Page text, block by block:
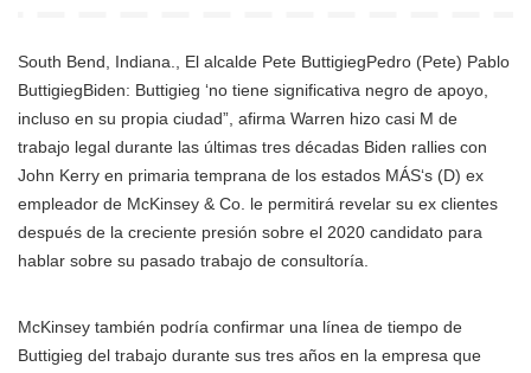
South Bend, Indiana., El alcalde Pete ButtigiegPedro (Pete) Pablo
ButtigiegBiden: Buttigieg ‘no tiene significativa negro de apoyo,
incluso en su propia ciudad”, afirma Warren hizo casi M de
trabajo legal durante las últimas tres décadas Biden rallies con
John Kerry en primaria temprana de los estados MÁS‘s (D) ex
empleador de McKinsey & Co. le permitirá revelar su ex clientes
después de la creciente presión sobre el 2020 candidato para
hablar sobre su pasado trabajo de consultoría.
McKinsey también podría confirmar una línea de tiempo de
Buttigieg del trabajo durante sus tres años en la empresa que